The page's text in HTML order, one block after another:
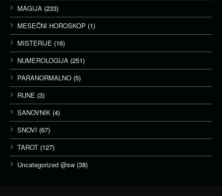
MAGIJA (233)
MESEČNI HOROSKOP (1)
MISTERIJE (16)
NUMEROLOGIJA (251)
PARANORMALNO (5)
RUNE (3)
SANOVNIK (4)
SNOVI (67)
TAROT (127)
Uncategorized @sw (38)